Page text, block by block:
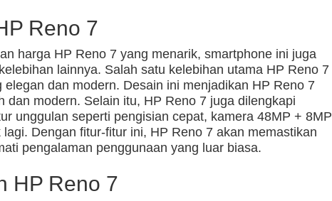
Reno 7
harga HP Reno 7 yang menarik, smartphone ini juga
lainnya. Salah satu kelebihan utama HP Reno 7
elegan dan modern. Desain ini menjadikan HP Reno 7
dan modern. Selain itu, HP Reno 7 juga dilengkapi
unggulan seperti pengisian cepat, kamera 48MP + 8MP
Dengan fitur-fitur ini, HP Reno 7 akan memastikan
pengalaman penggunaan yang luar biasa.
HP Reno 7